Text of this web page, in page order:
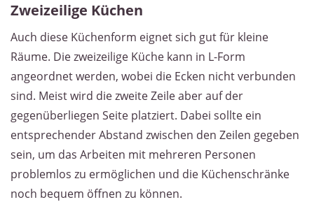
Zweizeilige Küchen
Auch diese Küchenform eignet sich gut für kleine
Räume. Die zweizeilige Küche kann in L-Form
angeordnet werden, wobei die Ecken nicht verbunden
sind. Meist wird die zweite Zeile aber auf der
gegenüberliegen Seite platziert. Dabei sollte ein
entsprechender Abstand zwischen den Zeilen gegeben
sein, um das Arbeiten mit mehreren Personen
problemlos zu ermöglichen und die Küchenschränke
noch bequem öffnen zu können.